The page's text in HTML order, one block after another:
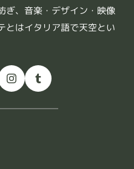
ぎ、音楽・デザイン・映像
とはイタリア語で天空とい